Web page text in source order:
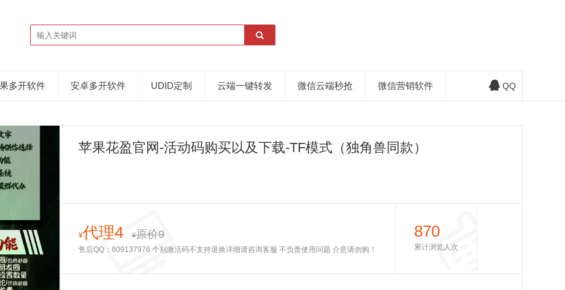
多开软件 安卓多开软件 UDID定制 云端一键转发 微信云端秒抢 微信营销软件 QQ
苹果花盈官网-活动码购买以及下载-TF模式（独角兽同款）
¥代理4 ¥原价9
售后QQ：809137976 个别激活码不支持退换详细请咨询客服 不负责使用问题 介意请勿购！
870
累计浏览人次